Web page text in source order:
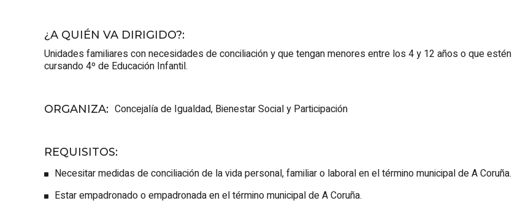
¿A QUIÉN VA DIRIGIDO?:
Unidades familiares con necesidades de conciliación y que tengan menores entre los 4 y 12 años o que estén
cursando 4º de Educación Infantil.
ORGANIZA: Concejalía de Igualdad, Bienestar Social y Participación
REQUISITOS:
Necesitar medidas de conciliación de la vida personal, familiar o laboral en el término municipal de A Coruña.
Estar empadronado o empadronada en el término municipal de A Coruña.